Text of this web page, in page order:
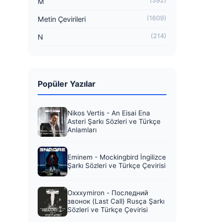
Metin Çevirileri (1609)
N (214)
Popüler Yazılar
Nikos Vertis - An Eisai Ena
Asteri Şarkı Sözleri ve Türkçe
Anlamları
Eminem - Mockingbird İngilizce
Şarkı Sözleri ve Türkçe Çevirisi
Oxxxymiron - Последний
звонок (Last Call) Rusça Şarkı
Sözleri ve Türkçe Çevirisi